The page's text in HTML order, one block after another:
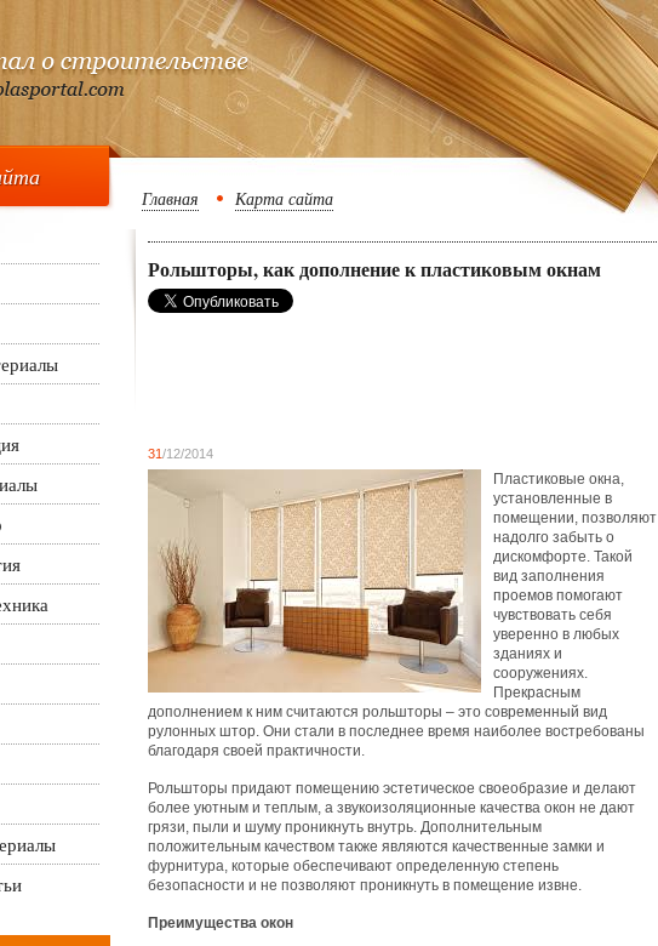
Главная Карта сайта
Рольшторы, как дополнение к пластиковым окнам
31/12/2014
Пластиковые окна,
установленные в
помещении, позволяют
надолго забыть о
дискомфорте. Такой
вид заполнения
проемов помогают
чувствовать себя
уверенно в любых
зданиях и
сооружениях.
Прекрасным
дополнением к ним считаются рольшторы – это современный вид
рулонных штор. Они стали в последнее время наиболее востребованы
благодаря своей практичности.
Рольшторы придают помещению эстетическое своеобразие и делают
более уютным и теплым, а звукоизоляционные качества окон не дают
грязи, пыли и шуму проникнуть внутрь. Дополнительным
положительным качеством также являются качественные замки и
фурнитура, которые обеспечивают определенную степень
безопасности и не позволяют проникнуть в помещение извне.
Преимущества окон